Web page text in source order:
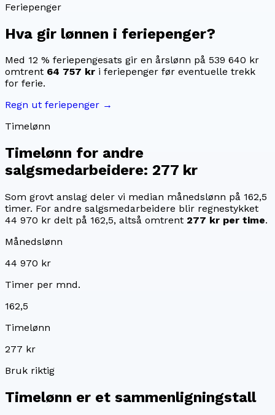
Feriepenger
Hva gir lønnen i feriepenger?
Med 12 % feriepengesats gir en årslønn på 539 640 kr
omtrent 64 757 kr i feriepenger før eventuelle trekk
for ferie.
Regn ut feriepenger →
Timelønn
Timelønn for andre
salgsmedarbeidere: 277 kr
Som grovt anslag deler vi median månedslønn på 162,5
timer. For andre salgsmedarbeidere blir regnestykket
44 970 kr delt på 162,5, altså omtrent 277 kr per time.
Månedslønn
44 970 kr
Timer per mnd.
162,5
Timelønn
277 kr
Bruk riktig
Timelønn er et sammenligningstall